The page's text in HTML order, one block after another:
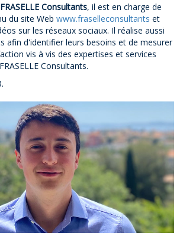
Consultants, il est en charge de
du site Web www.fraselleconsultants et
sur les réseaux sociaux. Il réalise aussi
afin d'identifier leurs besoins et de mesurer
vis à vis des expertises et services
Consultants.